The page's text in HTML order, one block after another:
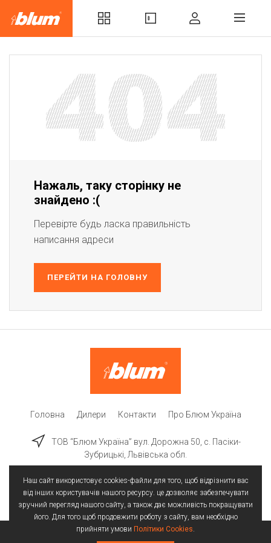
Нажаль, таку сторінку не
знайдено :(
Перевірте будь ласка правильність
написання адреси
ПЕРЕЙТИ НА ГОЛОВНУ
Головна Дилери Контакти Про Блюм Україна
ТОВ “Блюм Україна” вул. Дорожна 50, c. Пасіки-
Зубрицькі, Львівська обл.
Наш сайт використовує cookies-файли для того, щоб відрізнити вас
від інших користувачів нашого ресурсу. це дозволяє забезпечувати
зручний перегляд нашого сайту, а також дає можливість покращувати
його. Для того щоб продовжити роботу з сайту, вам необхідно
прийняти умови Політики Cookies.